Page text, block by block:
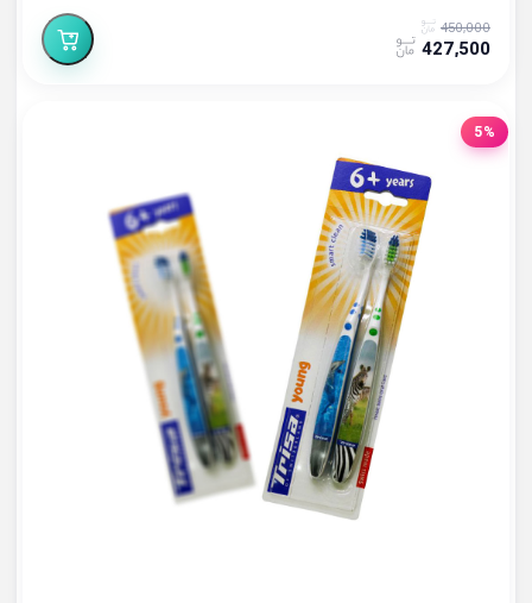
450,000
427,500
5%